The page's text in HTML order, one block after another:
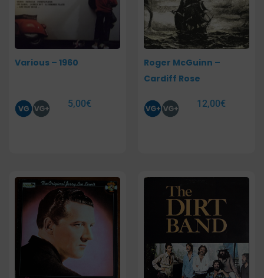
Various – 1960
5,00€
Roger McGuinn –
Cardiff Rose
12,00€